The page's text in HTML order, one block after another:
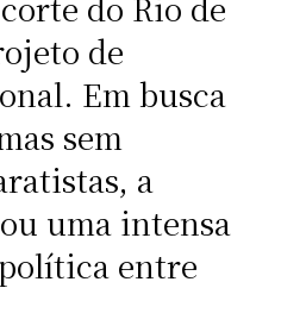
do Rio de
de
Em busca
sem
a
uma intensa
entre